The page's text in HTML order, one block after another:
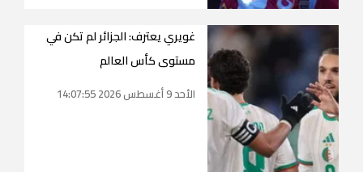
غويري يعترف: الجزائر لم تكن في
مستوى كأس العالم
الأحد 9 أغسطس 2026 14:07:55